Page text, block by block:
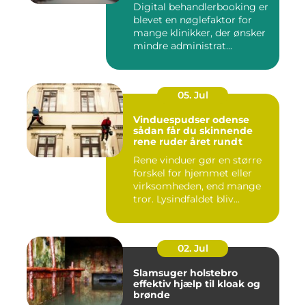
Digital behandlerbooking er
blevet en nøglefaktor for
mange klinikker, der ønsker
mindre administrat...
05. Jul
Vinduespudser odense
sådan får du skinnende
rene ruder året rundt
Rene vinduer gør en større
forskel for hjemmet eller
virksomheden, end mange
tror. Lysindfaldet bliv...
02. Jul
Slamsuger holstebro
effektiv hjælp til kloak og
brønde